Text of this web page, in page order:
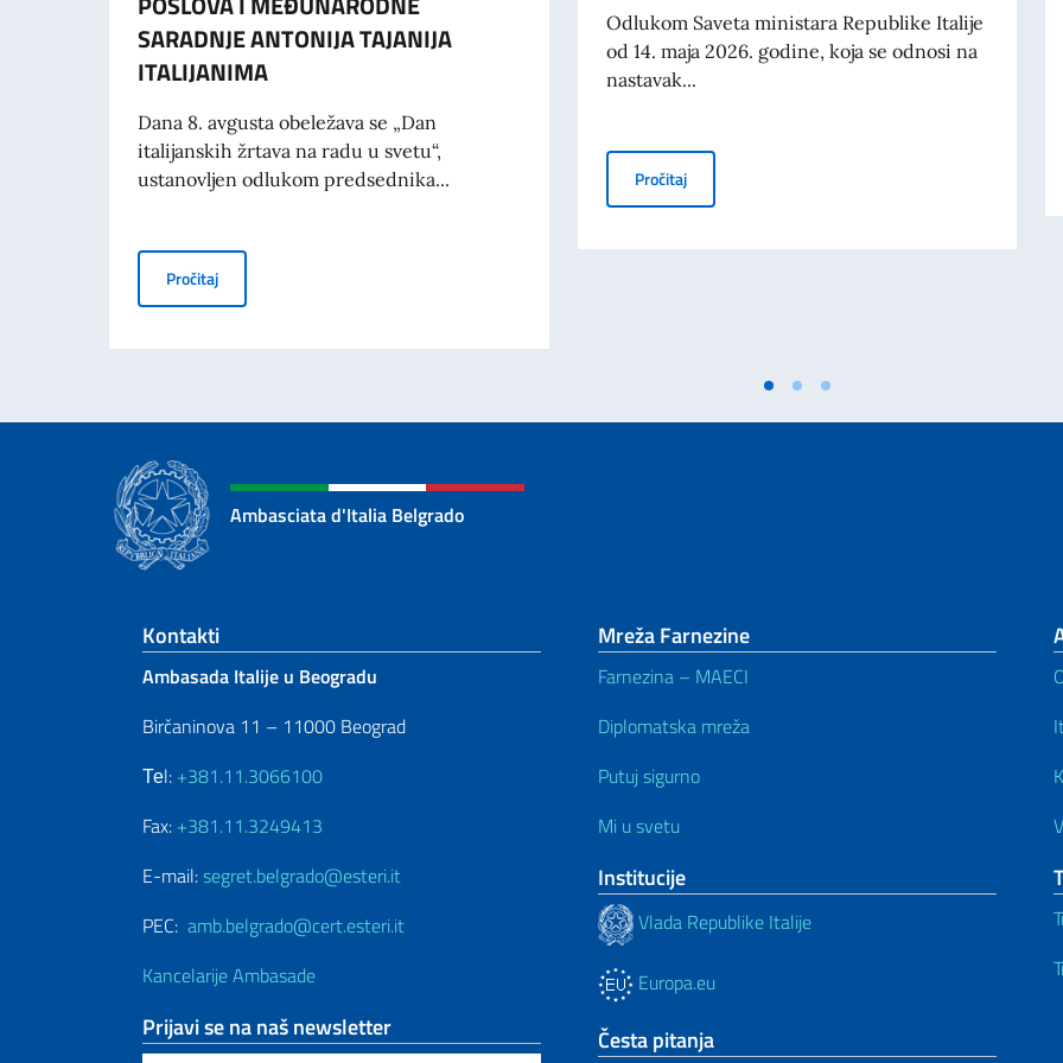
SARADNJE ANTONIJA TAJANIJA
ITALIJANIMA
Dana 8. avgusta obeležava se „Dan
italijanskih žrtava na radu u svetu“,
ustanovljen odlukom predsednika...
PročitajKOMEMORACIJA 70. GODIŠNJICE TRAGEDIJE U MESTU MARCINELLE. PORUKA POTPREDSEDNIKA SAVETA
Odlukom Saveta ministara Republike Italije
od 14. maja 2026. godine, koja se odnosi na
nastavak...
PročitajOBJAVLJEN JE KONKURS BALKAN 2026:
Ambasciata d'Italia Belgrado
Footer section
Kontakti
Ambasada Italije u Beogradu
Birčaninova 11 – 11000 Beograd
Теl: +381.11.3066100
Fax: +381.11.3249413
E-mail:segret.belgrado@esteri.it
PEC: amb.belgrado@cert.esteri.it
Kancelarije Ambasade
Prijavi se na naš newsletter
Mreža Farnezine
Farnezina – MAECI
Diplomatska mreža
Putuj sigurno
Mi u svetu
Institucije
Vlada Republike Italije
Europa.eu
Česta pitanja